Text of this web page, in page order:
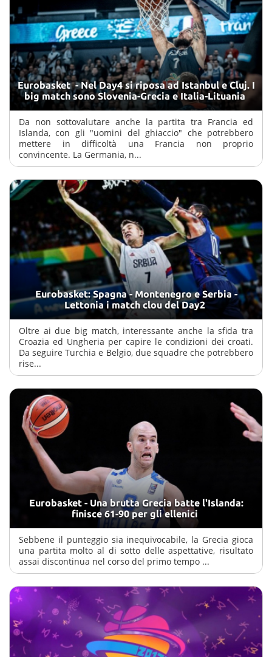
Eurobasket - Nel Day4 si riposa ad Istanbul e Cluj. I
big match sono Slovenia-Grecia e Italia-Lituania
Da non sottovalutare anche la partita tra Francia ed
Islanda, con gli "uomini del ghiaccio" che potrebbero
mettere in difficoltà una Francia non proprio
convincente. La Germania, n...
Eurobasket: Spagna - Montenegro e Serbia -
Lettonia i match clou del Day2
Oltre ai due big match, interessante anche la sfida tra
Croazia ed Ungheria per capire le condizioni dei croati.
Da seguire Turchia e Belgio, due squadre che potrebbero
rise...
Eurobasket - Una brutta Grecia batte l'Islanda:
finisce 61-90 per gli ellenici
Sebbene il punteggio sia inequivocabile, la Grecia gioca
una partita molto al di sotto delle aspettative, risultato
assai discontinua nel corso del primo tempo ...